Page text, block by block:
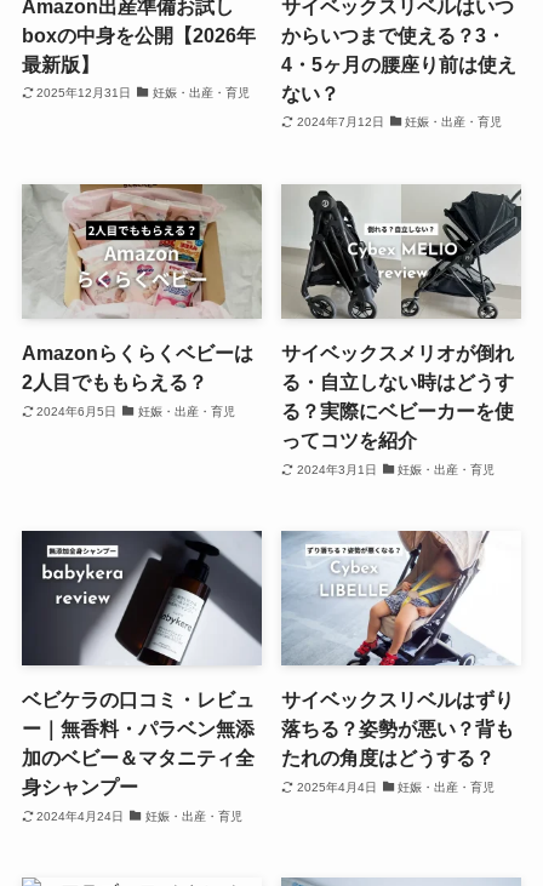
Amazon出産準備お試し
boxの中身を公開【2026年
最新版】
2025年12月31日 妊娠・出産・育児
サイベックスリベルはいつ
からいつまで使える？3・
4・5ヶ月の腰座り前は使え
ない？
2024年7月12日 妊娠・出産・育児
Amazonらくらくベビーは
2人目でももらえる？
2024年6月5日 妊娠・出産・育児
サイベックスメリオが倒れ
る・自立しない時はどうす
る？実際にベビーカーを使
ってコツを紹介
2024年3月1日 妊娠・出産・育児
ベビケラの口コミ・レビュ
ー｜無香料・パラベン無添
加のベビー＆マタニティ全
身シャンプー
2024年4月24日 妊娠・出産・育児
サイベックスリベルはずり
落ちる？姿勢が悪い？背も
たれの角度はどうする？
2025年4月4日 妊娠・出産・育児